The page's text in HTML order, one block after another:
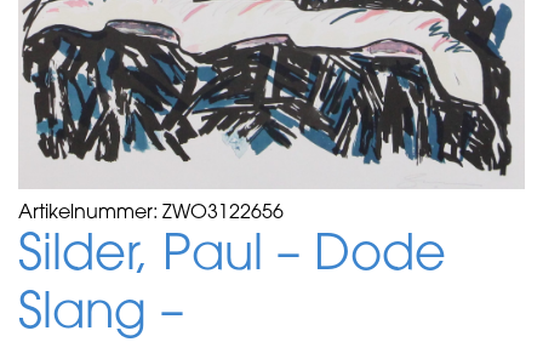
Artikelnummer: ZWO3122656
Silder, Paul – Dode
Slang –